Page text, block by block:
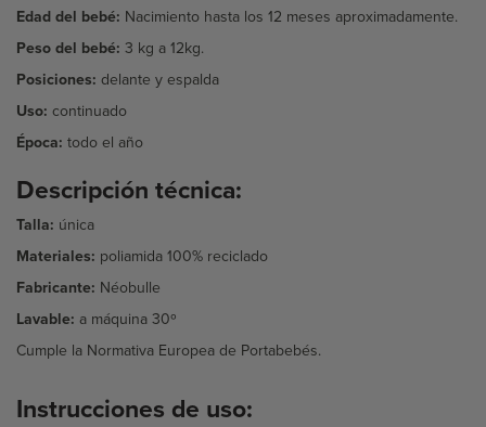
Edad del bebé: Nacimiento hasta los 12 meses aproximadamente.
Peso del bebé: 3 kg a 12kg.
Posiciones: delante y espalda
Uso: continuado
Época: todo el año
Descripción técnica:
Talla: única
Materiales: poliamida 100% reciclado
Fabricante: Néobulle
Lavable: a máquina 30º
Cumple la Normativa Europea de Portabebés.
Instrucciones de uso: